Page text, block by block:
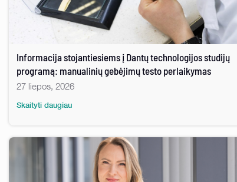
Informacija stojantiesiems į Dantų technologijos studijų
programą: manualinių gebėjimų testo perlaikymas
27 liepos, 2026
Skaityti daugiau